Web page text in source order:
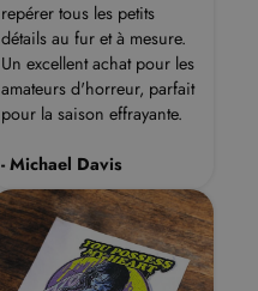
repérer tous les petits
détails au fur et à mesure.
Un excellent achat pour les
amateurs d'horreur, parfait
pour la saison effrayante.
- Michael Davis